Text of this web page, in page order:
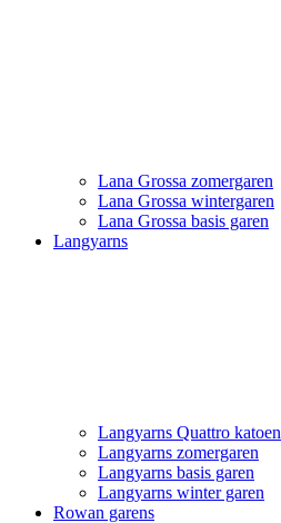
Lana Grossa zomergaren
Lana Grossa wintergaren
Lana Grossa basis garen
Langyarns
Langyarns Quattro katoen
Langyarns zomergaren
Langyarns basis garen
Langyarns winter garen
Rowan garens